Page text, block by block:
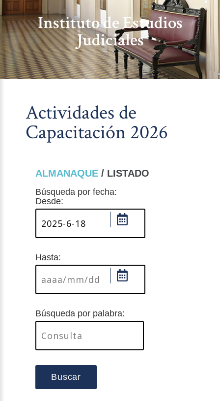
Instituto de Estudios
Judiciales
Actividades de
Capacitación 2026
ALMANAQUE / LISTADO
Búsqueda por fecha:
Desde:
Hasta:
Búsqueda por palabra:
Buscar